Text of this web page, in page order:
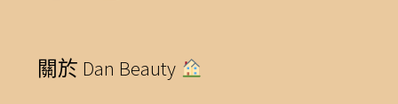
關於 Dan Beauty